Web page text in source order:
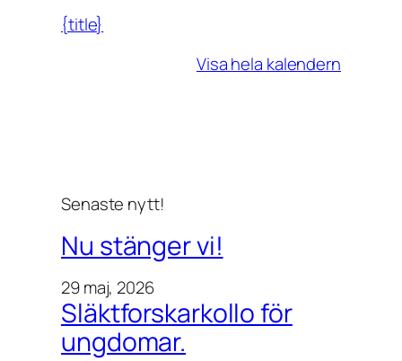
p
{title}
Visa hela kalendern
Senaste nytt!
Nu stänger vi!
29 maj, 2026
Släktforskarkollo för
ungdomar.